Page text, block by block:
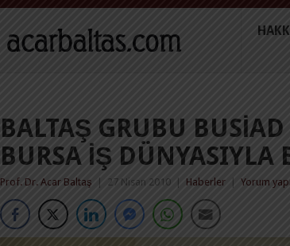
BALTAŞ GRUBU
BURSA IŞ DÜNYASIYLA
Prof. Dr. Acar Baltaş 27 Nisan 2010 Haberler Yorum